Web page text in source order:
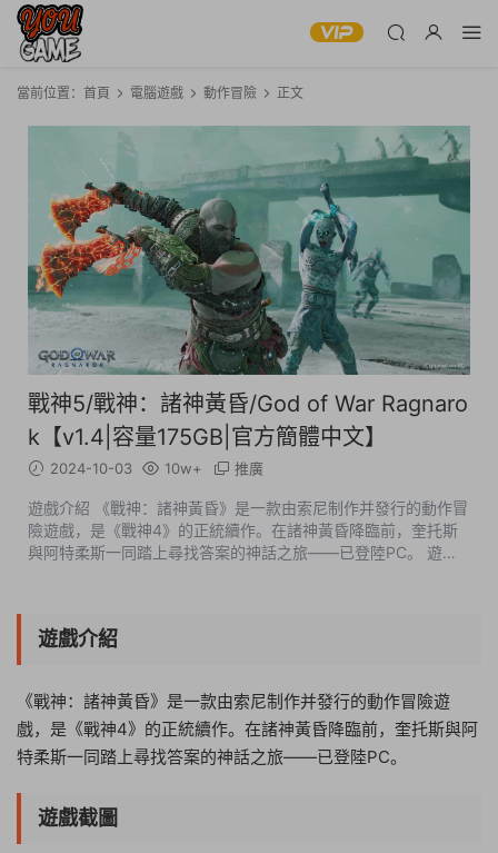
當前位置： 首頁 電腦遊戲 動作冒險 正文
戰神5/戰神：諸神黃昏/God of War Ragnaro
k【v1.4|容量175GB|官方簡體中文】
2024-10-03 10w+ 推廣
遊戲介紹 《戰神：諸神黃昏》是一款由索尼制作并發行的動作冒
險遊戲，是《戰神4》的正統續作。在諸神黃昏降臨前，奎托斯
與阿特柔斯一同踏上尋找答案的神話之旅——已登陸PC。 遊戲
遊戲介紹
《戰神：諸神黃昏》是一款由索尼制作并發行的動作冒險遊
戲，是《戰神4》的正統續作。在諸神黃昏降臨前，奎托斯與阿
特柔斯一同踏上尋找答案的神話之旅——已登陸PC。
遊戲截圖